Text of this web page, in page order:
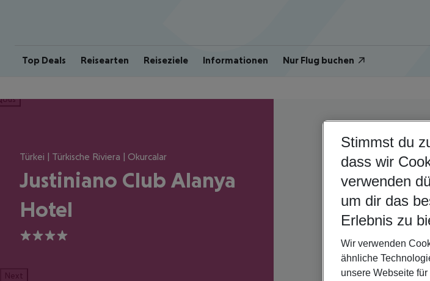
Top Deals Reisearten Reiseziele Informationen Nur Flug buchen
Türkei | Türkische Riviera | Okurcalar
Justiniano Club Alanya
Hotel
4
Next
Stimmst du
dass wir
verwenden
um dir das
Erlebnis zu
Wir verwenden
ähnliche
unsere Webseite für